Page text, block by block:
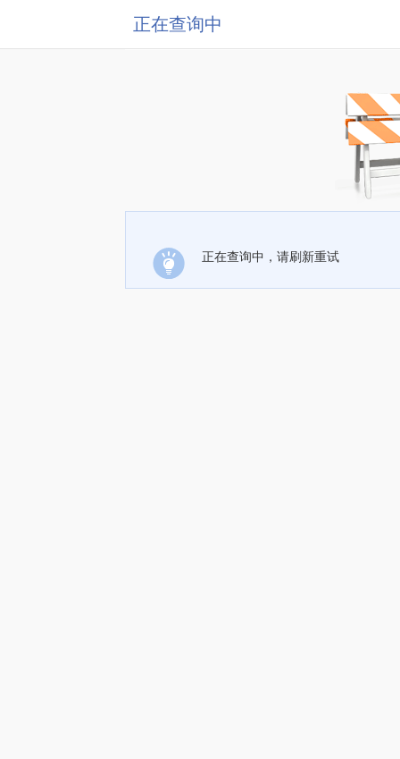
正在查询中
正在查询中，请刷新重试